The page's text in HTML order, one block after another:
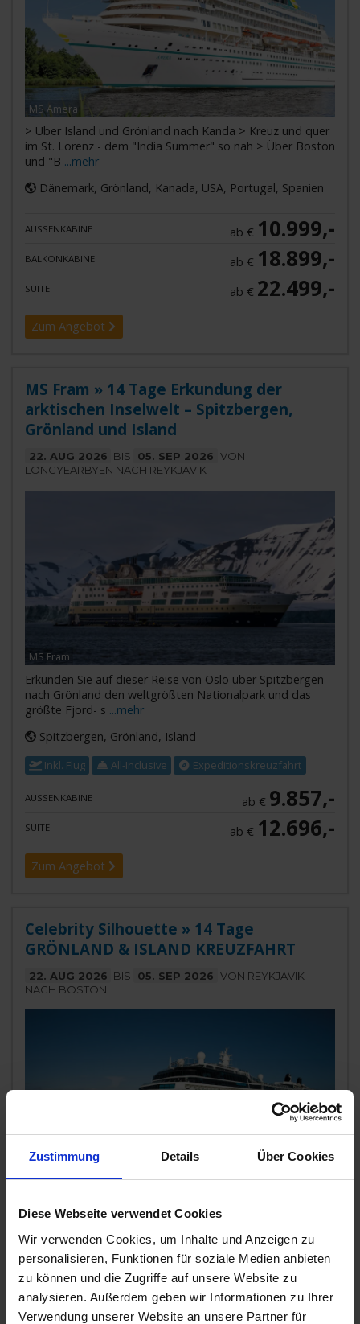
Zustimmung Details Über Cookies
Diese Webseite verwendet Cookies
Wir verwenden Cookies, um Inhalte und Anzeigen zu
personalisieren, Funktionen für soziale Medien anbieten
zu können und die Zugriffe auf unsere Website zu
analysieren. Außerdem geben wir Informationen zu Ihrer
Verwendung unserer Website an unsere Partner für
MS Amera
> Über Island und Grönland nach Kanda > Kreuz und quer
im St. Lorenz - dem "India Summer" so nah > Über Boston
und "B ...mehr
Dänemark, Grönland, Kanada, USA, Portugal, Spanien
AUSSENKABINE ab € 10.999,-
BALKONKABINE ab € 18.899,-
SUITE ab € 22.499,-
Zum Angebot
MS Fram » 14 Tage Erkundung der
arktischen Inselwelt – Spitzbergen,
Grönland und Island
22. AUG 2026 BIS 05. SEP 2026 VON
LONGYEARBYEN NACH REYKJAVIK
MS Fram
Erkunden Sie auf dieser Reise von Oslo über Spitzbergen
nach Grönland den weltgrößten Nationalpark und das
größte Fjord- s ...mehr
Spitzbergen, Grönland, Island
Inkl. Flug All-Inclusive Expeditionskreuzfahrt
AUSSENKABINE ab € 9.857,-
SUITE ab € 12.696,-
Zum Angebot
Celebrity Silhouette » 14 Tage
GRÖNLAND & ISLAND KREUZFAHRT
22. AUG 2026 BIS 05. SEP 2026 VON REYKJAVIK
NACH BOSTON
Celebrity Silhouette
Grönland, Island, Kanada, USA
Bestpreis
BALKONKABINE ab €2.373,-
SUITE 17.735,-